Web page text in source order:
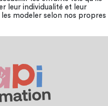
leur individualité et leur
modeler selon nos propres